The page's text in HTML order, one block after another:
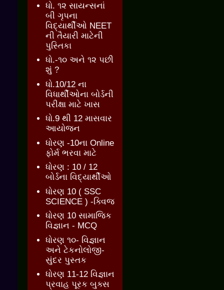
ધો. ૧૨ સાયન્સનાં
બી ગૃપના
વિદ્યાર્થીઓ NEET
ની તૈયારી માટેની
પુસ્તિકા
ધો.-૧૦ અને ૧૨ પછી
શું ?
ધો.10/12 ના
વિધાર્થીઓના બોર્ડની
પરીક્ષા માટે ખાસ
ધો.9 થી 12 માસવાર
આયોજન
ધોરણ -10ના Online
ફોર્મ ભરવા માટે
ધોરણ : 10 / 12
બોર્ડના વિદ્યાર્થીઓ
ધોરણ 10 ( SSC
SCIENCE ) -ક્વિજ
ધોરણ 10 સામાજિક
વિજ્ઞાન - MCQ
ધોરણ ૧૦- વિજ્ઞાન
અને ટેકનોલોજી-
સુંદર પુસ્તક
ધોરણ 11-12 વિજ્ઞાન
પ્રવાહ પૂરક બુક્સ